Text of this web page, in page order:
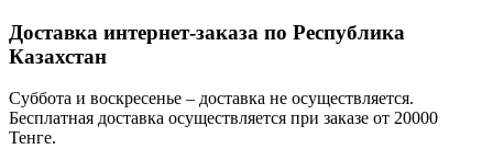
Доставка интернет-заказа по Республика
Казахстан
Суббота и воскресенье – доставка не осуществляется.
Бесплатная доставка осуществляется при заказе от 20000
Тенге.